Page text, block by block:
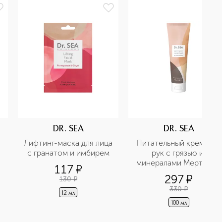
DR. SEA
Лифтинг-маска для лица
с гранатом и имбирем
117¤
130 ¤
12 мл
DR. SEA
Питательный крем для
рук с грязью и
минералами Мертвого
моря
297¤
330 ¤
100 мл